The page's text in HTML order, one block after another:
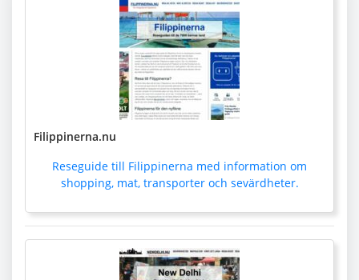
Filippinerna.nu
Reseguide till Filippinerna med information om
shopping, mat, transporter och sevärdheter.